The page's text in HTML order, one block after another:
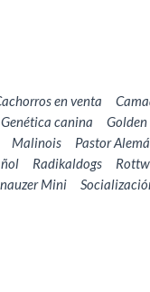
en venta
Genética canina
Malinois Pastor
Radikaldogs
Mini